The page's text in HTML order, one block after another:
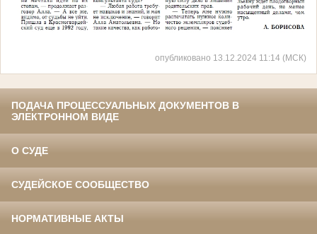
опубликовано 13.12.2024 11:14 (МСК)
ПОДАЧА ПРОЦЕССУАЛЬНЫХ ДОКУМЕНТОВ В
ЭЛЕКТРОННОМ ВИДЕ
О СУДЕ
СУДЕЙСКОЕ СООБЩЕСТВО
НОРМАТИВНЫЕ АКТЫ